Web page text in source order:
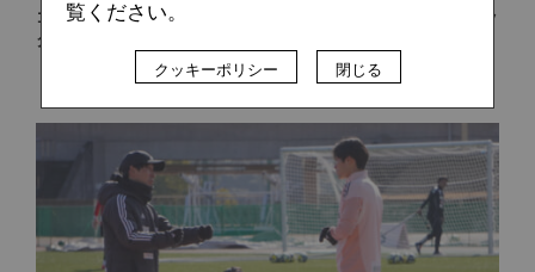
ゴールに飢えて、ゴールを取る。帰ってきた9番、アルビレッ
クス新潟・矢村健が取り戻した“自分らしさ”
覧ください。
クッキーポリシー 閉じる